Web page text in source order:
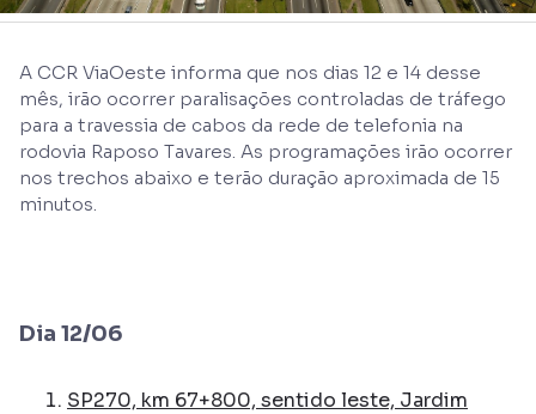
A CCR ViaOeste informa que nos dias 12 e 14 desse
mês, irão ocorrer paralisações controladas de tráfego
para a travessia de cabos da rede de telefonia na
rodovia Raposo Tavares. As programações irão ocorrer
nos trechos abaixo e terão duração aproximada de 15
minutos.
Dia 12/06
SP270, km 67+800, sentido leste, Jardim